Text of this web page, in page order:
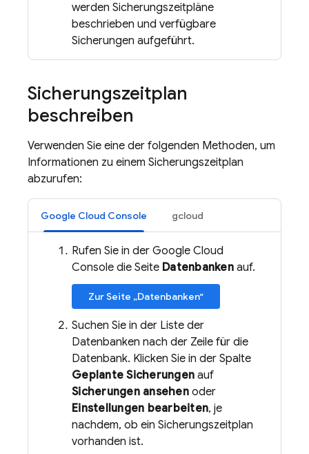
werden Sicherungszeitpläne
beschrieben und verfügbare
Sicherungen aufgeführt.
Sicherungszeitplan
beschreiben
Verwenden Sie eine der folgenden Methoden, um
Informationen zu einem Sicherungszeitplan
abzurufen:
Google Cloud Console gcloud
Rufen Sie in der Google Cloud
Console die Seite Datenbankenauf.
Zur Seite „Datenbanken“
Suchen Sie in der Liste der
Datenbanken nach der Zeile für die
Datenbank. Klicken Sie in der Spalte
Geplante Sicherungen auf
Sicherungen ansehenoder
Einstellungen bearbeiten, je
nachdem, ob ein Sicherungszeitplan
vorhanden ist.